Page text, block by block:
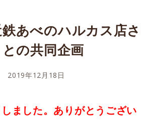
あべのハルカス店さ
との共同企画
2019年12月18日
ました。ありがとうござい